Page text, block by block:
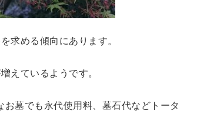
求める傾向にあります。
えているようです。
墓でも永代使用料、墓石代などトータ